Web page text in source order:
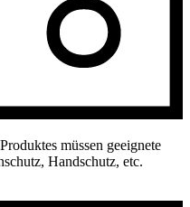
müssen geeignete
Handschutz, etc.